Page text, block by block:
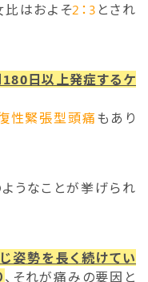
比はおよそ2：3 とされ
日以上発症するケ
性緊張型頭痛もあり
うなことが挙げられ
姿勢を長く続けてい
、それが痛みの要因と